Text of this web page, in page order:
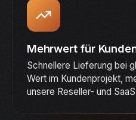
Mehrwert für
Schnellere Lieferung bei
Wert im Kundenprojekt,
unsere Reseller- und